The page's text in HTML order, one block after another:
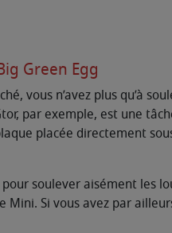
Green Egg
vous n’avez plus qu’à
par exemple, est une
placée directement
soulever aisément les
Si vous avez par